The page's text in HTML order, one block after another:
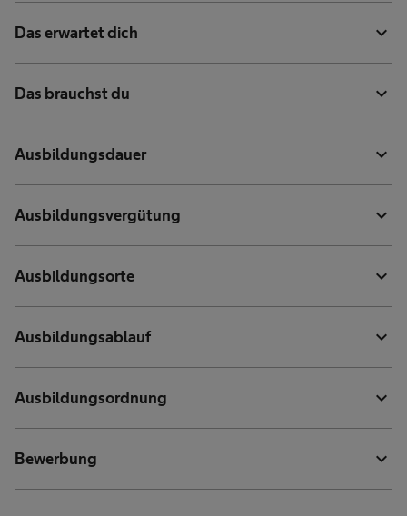
Das erwartet dich expand_more
Das brauchst du expand_more
Ausbildungsdauer expand_more
Ausbildungsvergütung expand_more
Ausbildungsorte expand_more
Ausbildungsablauf expand_more
Ausbildungsordnung expand_more
Bewerbung expand_more